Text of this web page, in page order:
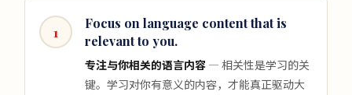
1
Focus on language content that is
relevant to you.
专注与你相关的语言内容 — 相关性是学习的关
键。学习对你有意义的内容，才能真正驱动大